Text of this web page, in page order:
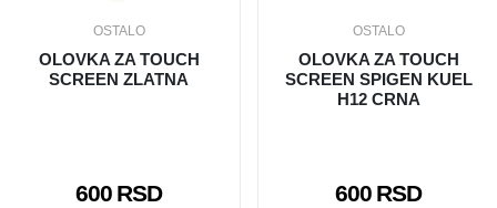
OSTALO
OLOVKA ZA TOUCH
SCREEN ZLATNA
600 RSD
OSTALO
OLOVKA ZA TOUCH
SCREEN SPIGEN KUEL
H12 CRNA
600 RSD